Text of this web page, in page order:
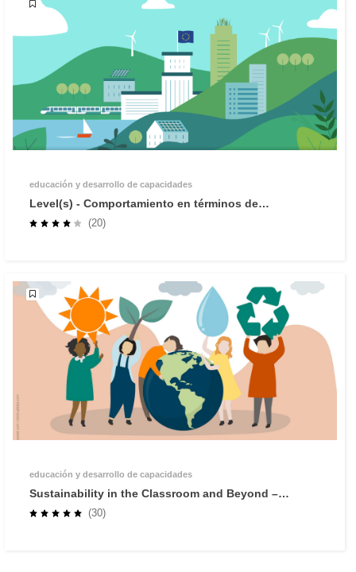
educación y desarrollo de capacidades
Level(s) - Comportamiento en términos de
sostenibilidad de los edificios
(20)
educación y desarrollo de capacidades
Sustainability in the Classroom and Beyond –
Engage the Whole School!
(30)